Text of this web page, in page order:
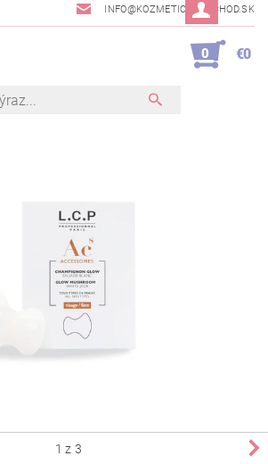
INFO@KOZMETICKYOBCHOD.SK
0 €0
1 z 3